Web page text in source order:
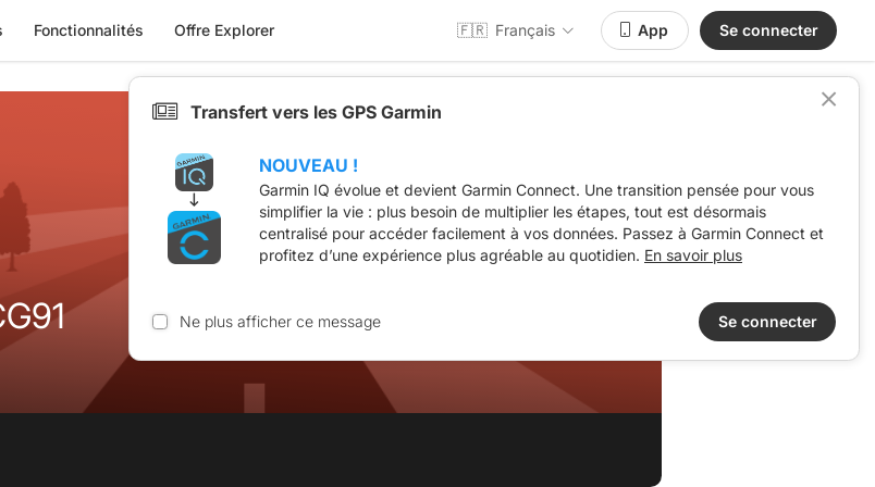
Fonctionnalités Offre Explorer 🇫🇷 Français App Se connecter
Transfert vers les GPS Garmin
NOUVEAU !
Garmin IQ évolue et devient Garmin Connect. Une transition pensée pour vous
simplifier la vie : plus besoin de multiplier les étapes, tout est désormais
centralisé pour accéder facilement à vos données. Passez à Garmin Connect et
profitez d’une expérience plus agréable au quotidien. En savoir plus
Ne plus afficher ce message Se connecter